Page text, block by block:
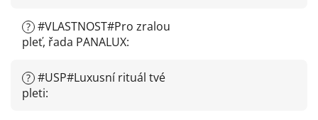
? #VLASTNOST#Pro zralou
pleť, řada PANALUX:
? #USP#Luxusní rituál tvé
pleti: